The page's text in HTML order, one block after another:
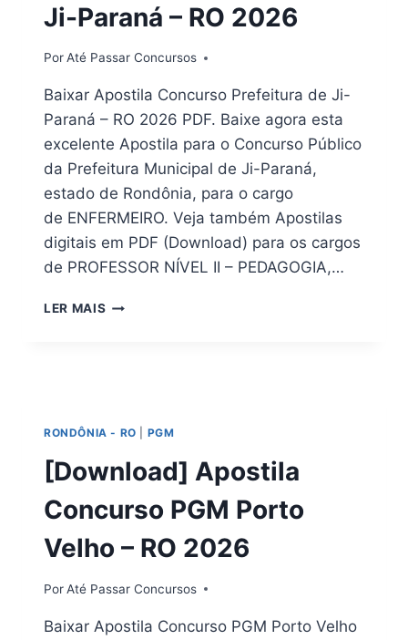
Ji-Paraná – RO 2026
PorAté Passar Concursos
Baixar Apostila Concurso Prefeitura de Ji-
Paraná – RO 2026 PDF. Baixe agora esta
excelente Apostila para o Concurso Público
da Prefeitura Municipal de Ji-Paraná,
estado de Rondônia, para o cargo
de ENFERMEIRO. Veja também Apostilas
digitais em PDF (Download) para os cargos
de PROFESSOR NÍVEL II – PEDAGOGIA,…
LER MAIS [DOWNLOAD]
–
2026
RONDÔNIA - RO PGM
[Download] Apostila
Concurso PGM Porto
Velho – RO 2026
PorAté Passar Concursos
Baixar Apostila Concurso PGM Porto Velho